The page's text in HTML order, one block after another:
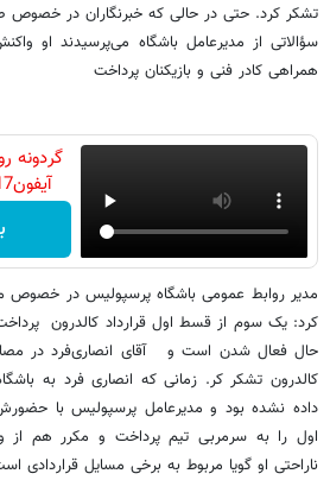
تشکر کرد. حتی در حالی که خبرنگاران در خصوص
سؤالاتی از مدیرعامل باشگاه می‌پرسیدند او
همراهی کادر فنی و بازیکنان پرداخت
آیفون17 برنده شو 😍🔥
مدیر روابط عمومی باشگاه پرسپولیس در خصوص
کرد: یک سوم از قسط اول قرارداد کالدرون
حال فعال شدن است و آقای انصاری‌فرد در
کالدرون تشکر کر. زمانی که انصاری فرد به
داده نشده بود و مدیرعامل پرسپولیس با
اول را به سرمربی تیم پرداخت و مکرر هم از
ناراحتی او گویا مربوط به برخی مسایل